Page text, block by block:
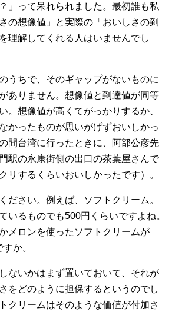
」って呆れられました。最初誰も私
の想像値」と実際の「おいしさの到
理解してくれる人はいませんでし
うちで、そのギャップがないものに
ありません。想像値と到達値が同等
。想像値が高くてがっかりするか、
かったものが思いがげずおいしかっ
間台湾に行ったときに、阿部公彦先
駅の永康街側の出口の茶葉屋さんで
リするくらいおいしかったです）。
ださい。例えば、ソフトクリーム。
いるものでも500円くらいですよね。
メロンを使ったソフトクリームが
か。
ないかはまず置いておいて、それが
をどのように担保するというのでし
クリームはそのような価値が付加さ